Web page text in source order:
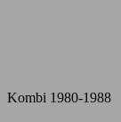
Kombi 1980-1988